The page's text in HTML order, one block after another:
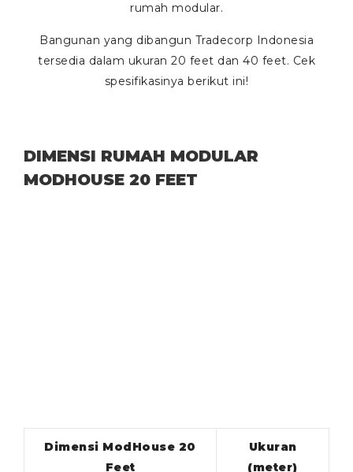
rumah modular.
Bangunan yang dibangun Tradecorp Indonesia
tersedia dalam ukuran 20 feet dan 40 feet. Cek
spesifikasinya berikut ini!
DIMENSI RUMAH MODULAR
MODHOUSE 20 FEET
Dimensi ModHouse 20
Feet
Ukuran
(meter)